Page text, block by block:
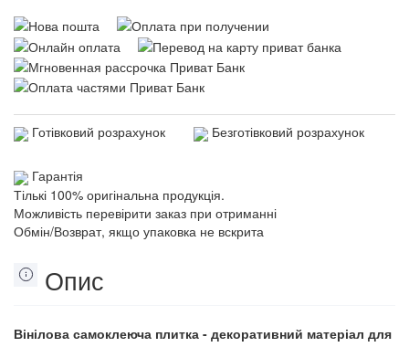
Готівковий розрахунок Безготівковий розрахунок
Гарантія
Тількі 100% оригінальна продукція.
Можливість перевірити заказ при отриманні
Обмін/Возврат, якщо упаковка не вскрита
Опис
Вінілова самоклеюча плитка - декоративний матеріал для